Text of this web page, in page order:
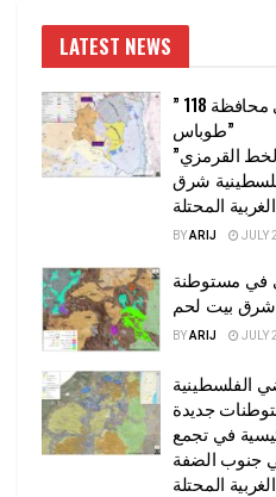
LATEST NEWS
” 118 ألف دونم مهددة بالعزل في محافظة
طوباس”
القرمزي”
شرق
المحتلة
BYARIJ JULY
في مستوطنة
شرق بيت لحم
BYARIJ JULY
الفلسطينية
جديدة
في تجمع
جنوب الضفة
الغربية المحتلة